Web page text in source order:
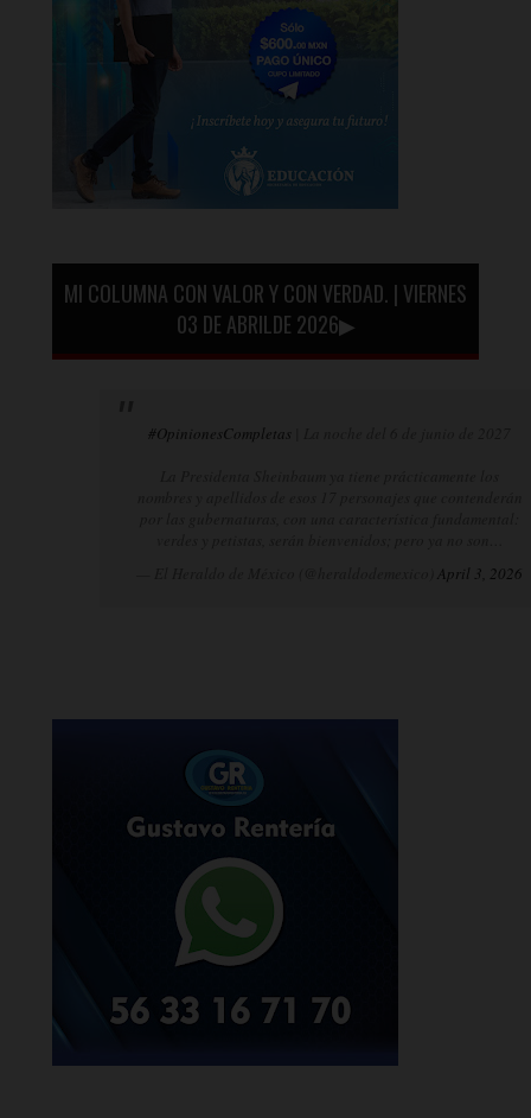
MI COLUMNA CON VALOR Y CON VERDAD. | VIERNES
03 DE ABRILDE 2026▶
#OpinionesCompletas
— El Heraldo de México (@heraldodemexico)April 3, 2026